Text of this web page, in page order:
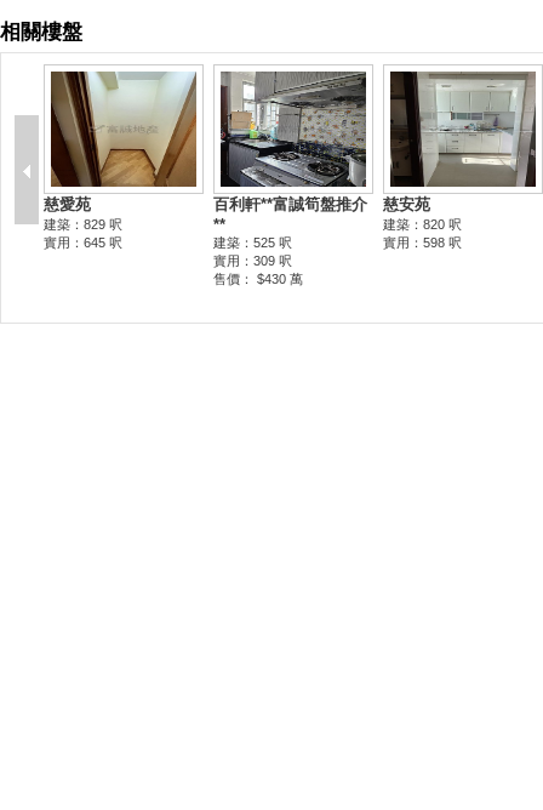
相關樓盤
慈愛苑
建築：829 呎
實用：645 呎
百利軒**富誠筍盤推介
**
建築：525 呎
實用：309 呎
售價： $430 萬
慈安苑
建築：820 呎
實用：598 呎